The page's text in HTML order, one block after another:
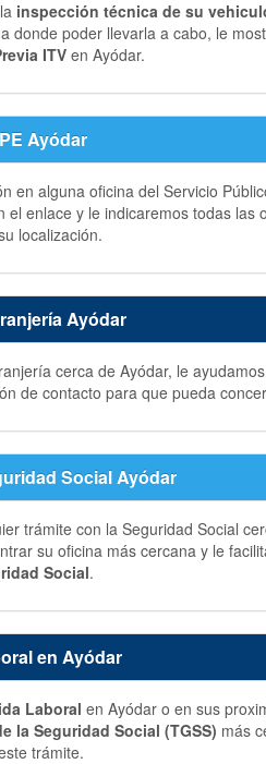
inspección técnica de su
donde poder llevarla a cabo, le
ITVen Ayódar.
Ayódar
en alguna oficina del Servicio
el enlace y le indicaremos todas las
localización.
Ayódar
cerca de Ayódar, le
de contacto para que pueda
Social Ayódar
trámite con la Seguridad Social
su oficina más cercana y le
Social.
en Ayódar
Laboral en Ayódar o en sus
la Seguridad Social (TGSS) más
trámite.